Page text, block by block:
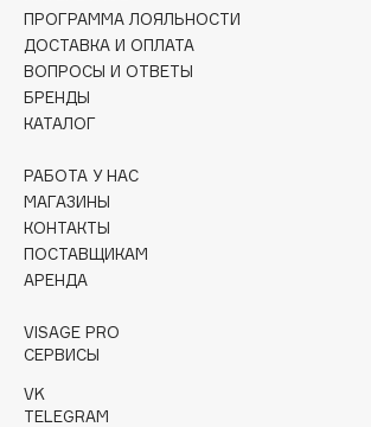
Collagenina
Consly
Corimo
CosRX
Crescina
Cunzite
D
DABO
ПРОГРАММА ЛОЯЛЬНОСТИ
ДОСТАВКА И ОПЛАТА
ВОПРОСЫ И ОТВЕТЫ
БРЕНДЫ
КАТАЛОГ
РАБОТА У НАС
МАГАЗИНЫ
КОНТАКТЫ
ПОСТАВЩИКАМ
АРЕНДА
VISAGE PRO
СЕРВИСЫ
VK
TELEGRAM